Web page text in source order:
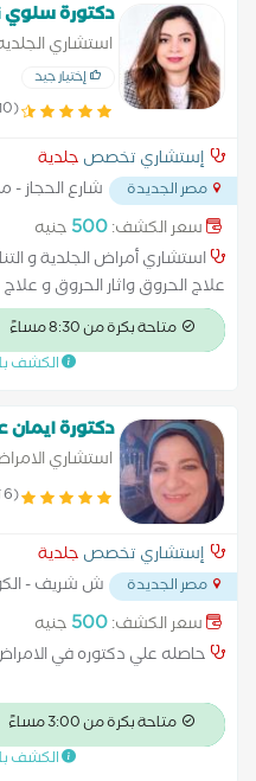
دكتورة سلوي
استشاري
إختيار جيد
(10 تقييم)
إستشاري تخصص جلدية
مصر الجديدة شارع الحجاز -
سعر الكشف:500 جنيه
استشاري أمراض الجلدية و
علاج الحروق واثار الحروق و
الشعر و الأكزيما وعلاج حساسية
متخصص فى جميع الخدمات
متاحة بكرة من 8:30 مساءً
الكشف
دكتورة ايمان
استشاري
(6 تقييم)
إستشاري تخصص جلدية
مصر الجديدة
ش شريف -
مول...سعر الكشف:500 جنيه
حاصله علي دكتوره في
متاحة بكرة من 3:00 مساءً
الكشف